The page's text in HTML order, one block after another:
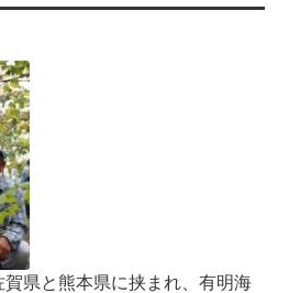
県と熊本県に挟まれ、有明海